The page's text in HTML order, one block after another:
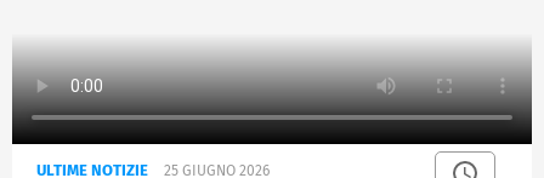
ULTIME NOTIZIE 25 GIUGNO 2026